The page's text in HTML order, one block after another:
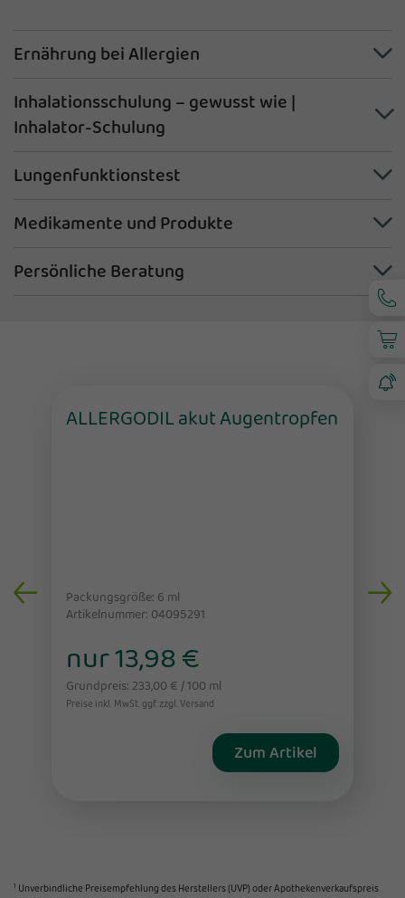
Ernährung bei Allergien
Inhalationsschulung – gewusst wie |
Inhalator-Schulung
Lungenfunktionstest
Medikamente und Produkte
Persönliche Beratung
ALLERGODIL akut Augentropfen
Packungsgröße: 6 ml
Artikelnummer: 04095291
nur 13,98 €
Grundpreis: 233,00 € / 100 ml
Preise inkl. MwSt. ggf. zzgl. Versand
Zum Artikel
1 Unverbindliche Preisempfehlung des Herstellers (UVP) oder Apothekenverkaufspreis